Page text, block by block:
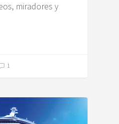
miradores y
1